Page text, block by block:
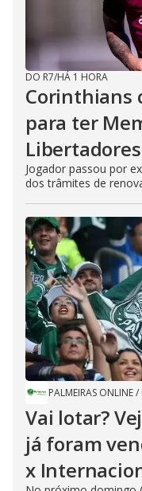
DO R7/HÁ 1 HORA
Corinthians
para ter
Libertadores
Jogador passou por
dos trâmites de
PALMEIRAS ONLINE/
Vai lotar?
já foram
x